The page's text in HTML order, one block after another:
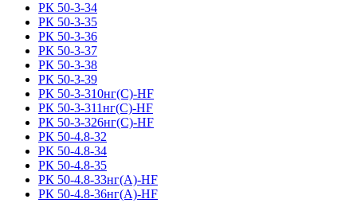
РК 50-3-34
РК 50-3-35
РК 50-3-36
РК 50-3-37
РК 50-3-38
РК 50-3-39
РК 50-3-310нг(С)-HF
РК 50-3-311нг(С)-HF
РК 50-3-326нг(С)-HF
РК 50-4.8-32
РК 50-4.8-34
РК 50-4.8-35
РК 50-4.8-33нг(A)-HF
РК 50-4.8-36нг(A)-HF